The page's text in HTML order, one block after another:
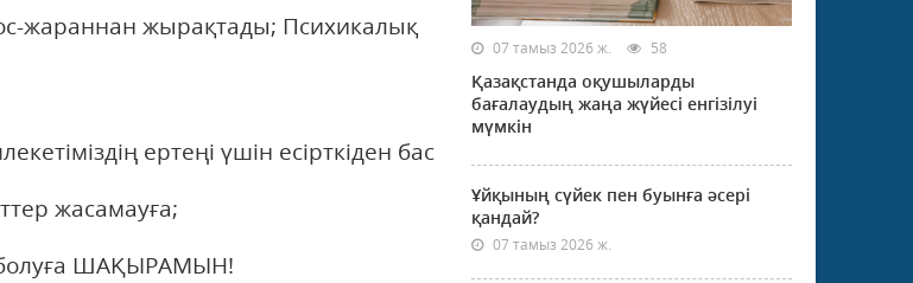
жараннан жырақтады; Психикалық
ертеңі үшін есірткіден бас
жасамауға;
болуға ШАҚЫРАМЫН!
07 тамыз 2026 ж. 58
Қазақстанда оқушыларды
бағалаудың жаңа жүйесі енгізілуі
мүмкін
Ұйқының сүйек пен буынға әсері
қандай?
07 тамыз 2026 ж.